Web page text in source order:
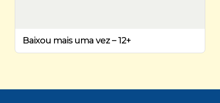
Baixou mais uma vez – 12+